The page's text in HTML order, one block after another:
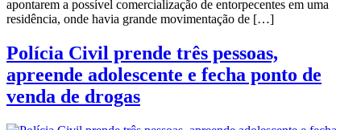
apontarem a possível comercialização de entorpecentes em uma
residência, onde havia grande movimentação de […]
Polícia Civil prende três pessoas,
apreende adolescente e fecha ponto de
venda de drogas